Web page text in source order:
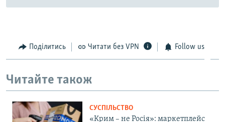
Поділитись Читати без VPN Follow us
Читайте також
СУСПІЛЬСТВО
«Крим – не Росія»: маркетплейс